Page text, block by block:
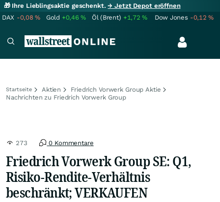
🎁 Ihre Lieblingsaktie geschenkt.→ Jetzt Depot eröffnen
DAX -0,08% Gold +0,46% Öl (Brent) +1,72% Dow Jones -0,12%
Startseite Aktien
Friedrich Vorwerk Group Aktie
Nachrichten zu Friedrich Vorwerk Group
273 0 Kommentare
Friedrich Vorwerk Group SE: Q1,
Risiko-Rendite-Verhältnis
beschränkt; VERKAUFEN